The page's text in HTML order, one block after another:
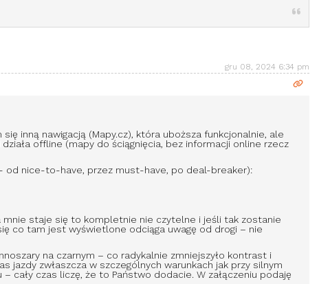
gru 08, 2024 6:34 pm
inną nawigacją (Mapy.cz), która uboższa funkcjonalnie, ale
offline (mapy do ściągnięcia, bez informacji online rzecz
od nice-to-have, przez must-have, po deal-breaker):
mnie staje się to kompletnie nie czytelne i jeśli tak zostanie
co tam jest wyświetlone odciąga uwagę od drogi – nie
na czarnym – co radykalnie zmniejszyło kontrast i
zwłaszcza w szczególnych warunkach jak przy silnym
czas liczę, że to Państwo dodacie. W załączeniu podaję